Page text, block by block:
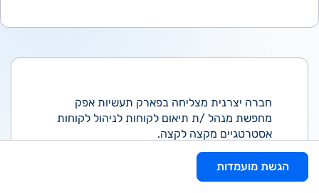
חברה יצרנית מצליחה בפארק תעשיות אפק
מחפשת מנהל /ת תיאום לקוחות לניהול לקוחות
אסטרטגיים מקצה לקצה.
תחומי אחריות:
ניהול לקוחות גדולים לאורך כל מחזור החיים -
מקבלת הזמנה ועד אספקה
הגשת מועמדות